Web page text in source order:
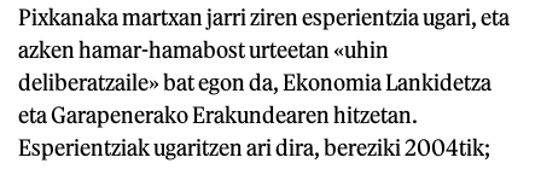
Pixkanaka martxan jarri ziren esperientzia ugari, eta
azken hamar-hamabost urteetan «uhin
deliberatzaile» bat egon da, Ekonomia Lankidetza
eta Garapenerako Erakundearen hitzetan.
Esperientziak ugaritzen ari dira, bereziki 2004tik;